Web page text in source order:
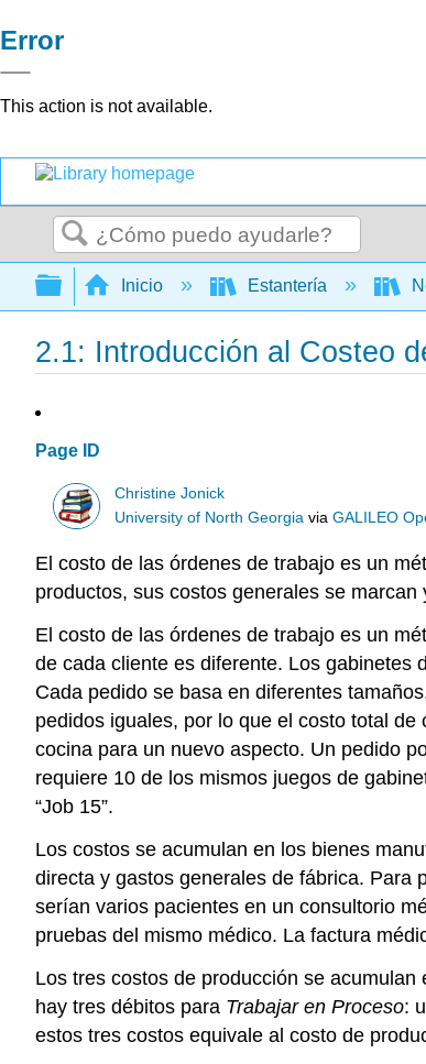
Error
This action is not available.
Buscar
Expandir/contraer jerarquía
Inicio Estantería
2.1: Introducción al Costeo
Page ID
Christine Jonick
University of North Georgia viaGALILEO
El costo de las órdenes de trabajo es un
productos, sus costos generales se
El costo de las órdenes de trabajo es un
de cada cliente es diferente. Los gabinetes
Cada pedido se basa en diferentes
pedidos iguales, por lo que el costo total
cocina para un nuevo aspecto. Un pedido
requiere 10 de los mismos juegos de
“Job 15”.
Los costos se acumulan en los bienes
directa y gastos generales de fábrica. Para
serían varios pacientes en un consultorio
pruebas del mismo médico. La factura
Los tres costos de producción se acumulan
hay tres débitos para Trabajar en Proceso:
estos tres costos equivale al costo de